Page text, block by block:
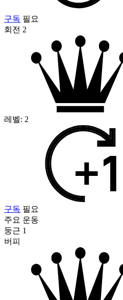
구독 필요
회전 2
레벨: 2
구독 필요
주요 운동
둥근 1
버피